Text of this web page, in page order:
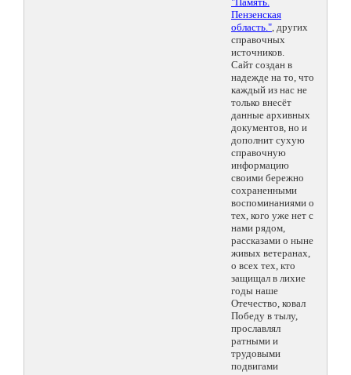
Пензенская
область.", других
справочных
источников.
Сайт создан в
надежде на то, что
каждый из нас не
только внесёт
данные архивных
документов, но и
дополнит сухую
справочную
информацию
своими бережно
сохраненными
воспоминаниями о
тех, кого уже нет с
нами рядом,
рассказами о ныне
живых ветеранах,
о всех тех, кто
защищал в лихие
годы наше
Отечество, ковал
Победу в тылу,
прославлял
ратными и
трудовыми
подвигами